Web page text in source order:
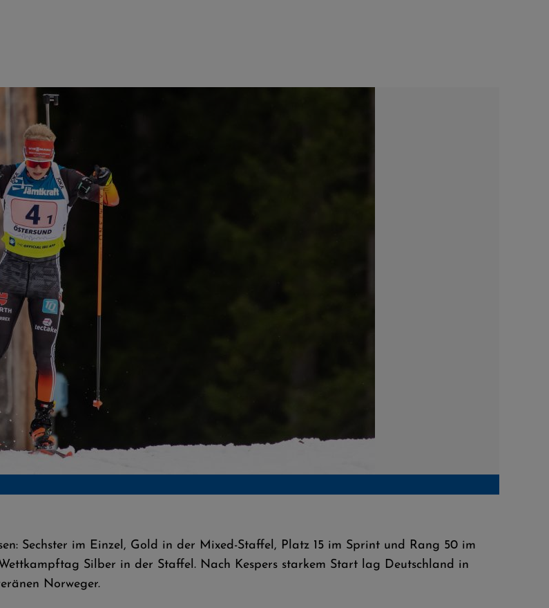
Sechster im Einzel, Gold in der Mixed-Staffel, Platz 15 im Sprint und Rang 50 im
Silber in der Staffel. Nach Kespers starkem Start lag Deutschland in
Norweger.